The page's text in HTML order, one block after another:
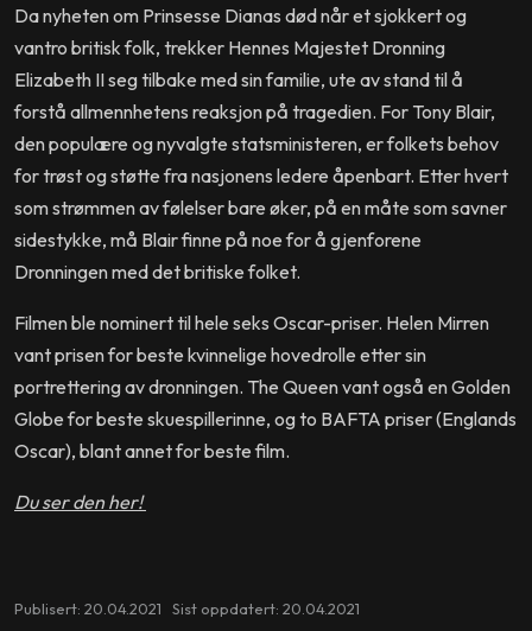
Da nyheten om Prinsesse Dianas død når et sjokkert og
vantro britisk folk, trekker Hennes Majestet Dronning
Elizabeth II seg tilbake med sin familie, ute av stand til å
forstå allmennhetens reaksjon på tragedien. For Tony Blair,
den populære og nyvalgte statsministeren, er folkets behov
for trøst og støtte fra nasjonens ledere åpenbart. Etter hvert
som strømmen av følelser bare øker, på en måte som savner
sidestykke, må Blair finne på noe for å gjenforene
Dronningen med det britiske folket.
Filmen ble nominert til hele seks Oscar-priser. Helen Mirren
vant prisen for beste kvinnelige hovedrolle etter sin
portrettering av dronningen. The Queen vant også en Golden
Globe for beste skuespillerinne, og to BAFTA priser (Englands
Oscar), blant annet for beste film.
Du ser den her!
Publisert: 20.04.2021 Sist oppdatert: 20.04.2021